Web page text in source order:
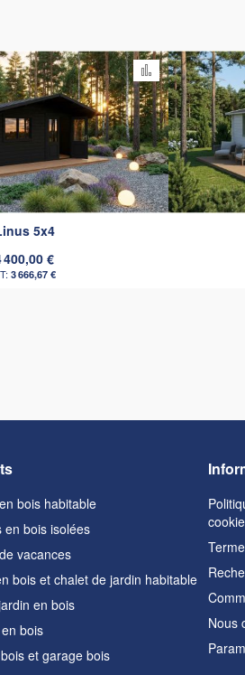
5x4
400,00 €
3 666,67 €
Ajouter au
Nous
bois habitable
en bois isolées
vacances
bois et chalet de jardin habitable
en bois
bois
et garage bois